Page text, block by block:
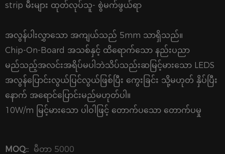
strip မီးများ ထုတ်လုပ်သူ- စွဲမက်ဖွယ်ရာ
အလွန်ပါးလွှာသော အကျယ်သည် 5mm သာရှိသည်။
Chip-On-Board အသစ်နှင့် ထိရောက်သော နည်းပညာ
မည်သည့်အလင်းအရိပ်မပါဘဲသိပ်သည်းဆမြင့်မားသော LEDS
အလွန်ပြောင်းလွယ်ပြင်လွယ်ဖြစ်ပြီး ကွေးခြင်း သို့မဟုတ် နှိပ်ပြီး
နောက် အရောင်ပြောင်းမည်မဟုတ်ပါ။
10W/m မြင့်မားသော ပါဝါဖြင့် တောက်ပသော တောက်ပမှု
MOQ:: မီတာ 5000